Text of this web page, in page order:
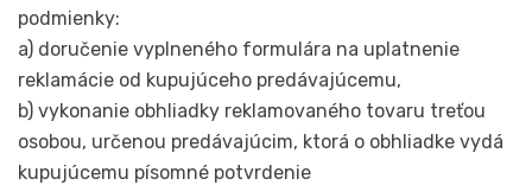
podmienky:
a) doručenie vyplneného formulára na uplatnenie
reklamácie od kupujúceho predávajúcemu,
b) vykonanie obhliadky reklamovaného tovaru treťou
osobou, určenou predávajúcim, ktorá o obhliadke vydá
kupujúcemu písomné potvrdenie